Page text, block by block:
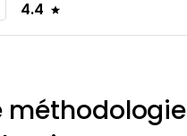
4.4
méthodologie